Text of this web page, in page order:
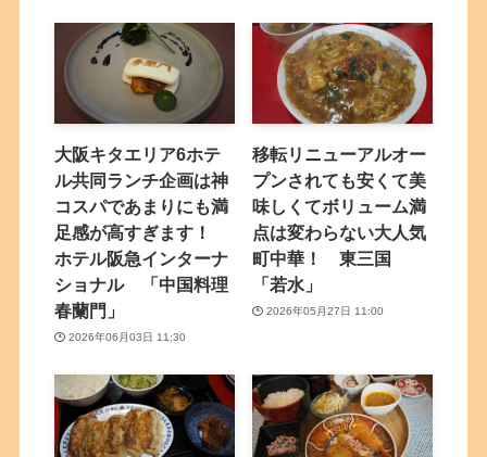
大阪キタエリア6ホテ
ル共同ランチ企画は神
コスパであまりにも満
足感が高すぎます！
ホテル阪急インターナ
ショナル 「中国料理
春蘭門」
2026年06月03日 11:30
移転リニューアルオー
プンされても安くて美
味しくてボリューム満
点は変わらない大人気
町中華！ 東三国
「若水」
2026年05月27日 11:00